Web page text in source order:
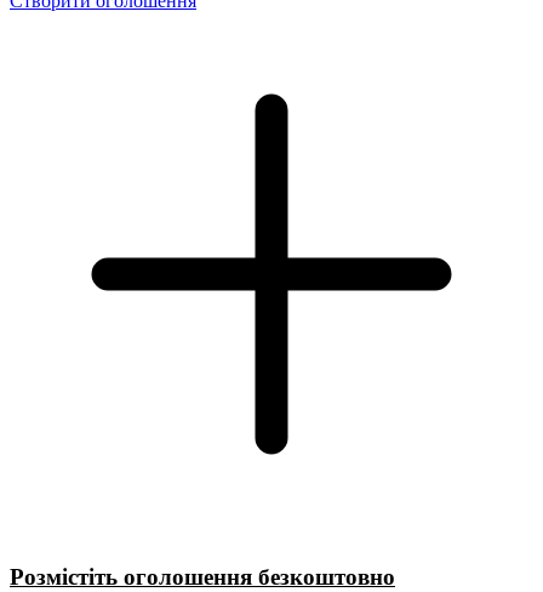
Розмістіть оголошення безкоштовно